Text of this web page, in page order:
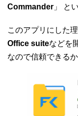
Commander 」 と
このアプリにした
Office suiteなどを
なので信頼できるか